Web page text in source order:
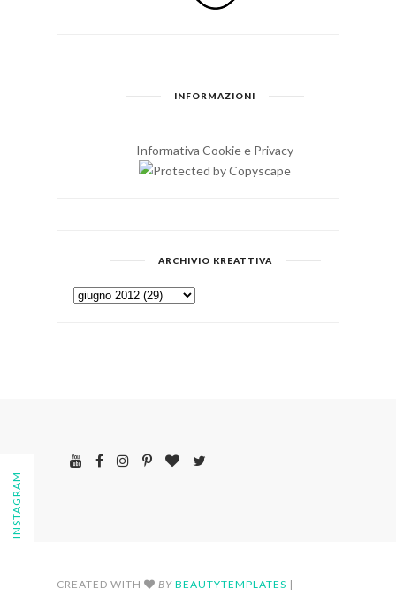
INFORMAZIONI
Informativa Cookie e Privacy
ARCHIVIO KREATTIVA
FOLLOW ON INSTAGRAM CREATED WITH BY BEAUTYTEMPLATES |